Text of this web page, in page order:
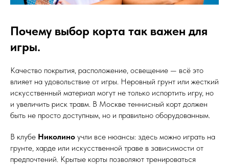
Почему выбор корта так важен для
игры.
Качество покрытия, расположение, освещение — всё это
влияет на удовольствие от игры. Неровный грунт или жесткий
искусственный материал могут не только испортить игру, но
и увеличить риск травм. В Москве теннисный корт должен
быть не просто доступным, но и правильно оборудованным.
В клубе Николино учли все нюансы: здесь можно играть на
грунте, харде или искусственной траве в зависимости от
предпочтений. Крытые корты позволяют тренироваться